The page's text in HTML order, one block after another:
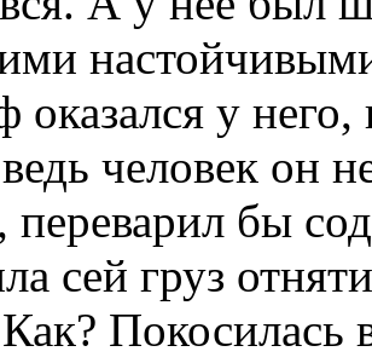
у
человек он
переварил бы
сей груз
Покосилась